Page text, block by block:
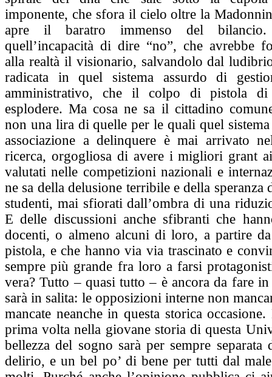
imponente, che sfora il cielo oltre la
apre il baratro immenso del
quell’incapacità di dire “no”, che avrebbe
alla realtà il visionario, salvandolo dal
radicata in quel sistema assurdo di
amministrativo, che il colpo di pistola
esplodere. Ma cosa ne sa il cittadino
non una lira di quelle per le quali quel
associazione a delinquere è mai arrivato
ricerca, orgogliosa di avere i migliori grant
valutati nelle competizioni nazionali e
ne sa della delusione terribile e della speranza
studenti, mai sfiorati dall’ombra di una
E delle discussioni anche sfibranti che
docenti, o almeno alcuni di loro, a partire
pistola, e che hanno via via trascinato e
sempre più grande fra loro a farsi
vera? Tutto – quasi tutto – è ancora da fare
sarà in salita: le opposizioni interne non
mancate neanche in questa storica
prima volta nella giovane storia di questa
bellezza del sogno sarà per sempre separata
delirio, e un bel po’ di bene per tutti dal